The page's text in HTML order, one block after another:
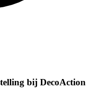
bij DecoAction